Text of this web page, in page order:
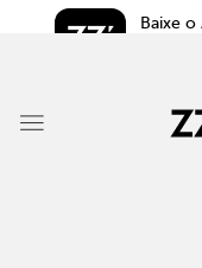
Baixe o